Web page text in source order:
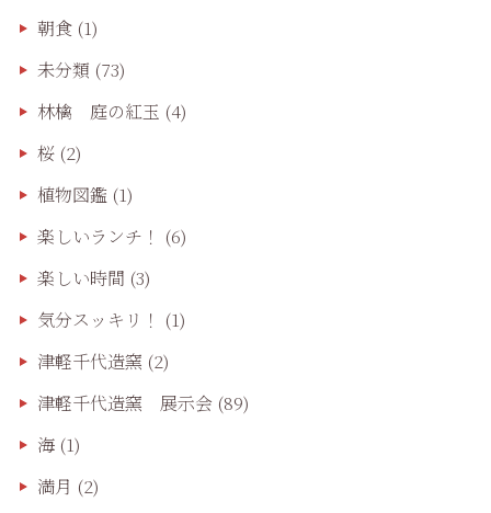
朝食(1)
未分類 (73)
林檎 庭の紅玉 (4)
桜(2)
植物図鑑 (1)
楽しいランチ！ (6)
楽しい時間 (3)
気分スッキリ！ (1)
津軽千代造窯 (2)
津軽千代造窯 展示会(89)
海(1)
満月 (2)